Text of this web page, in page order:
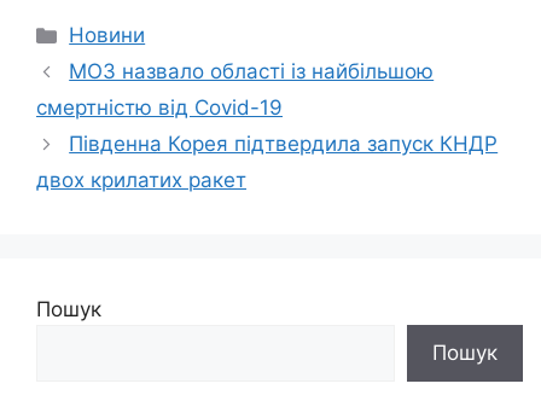
Категорії
Новини
МОЗ назвало області із найбільшою
смертністю від Covid-19
Південна Корея підтвердила запуск КНДР
двох крилатих ракет
Пошук
Пошук